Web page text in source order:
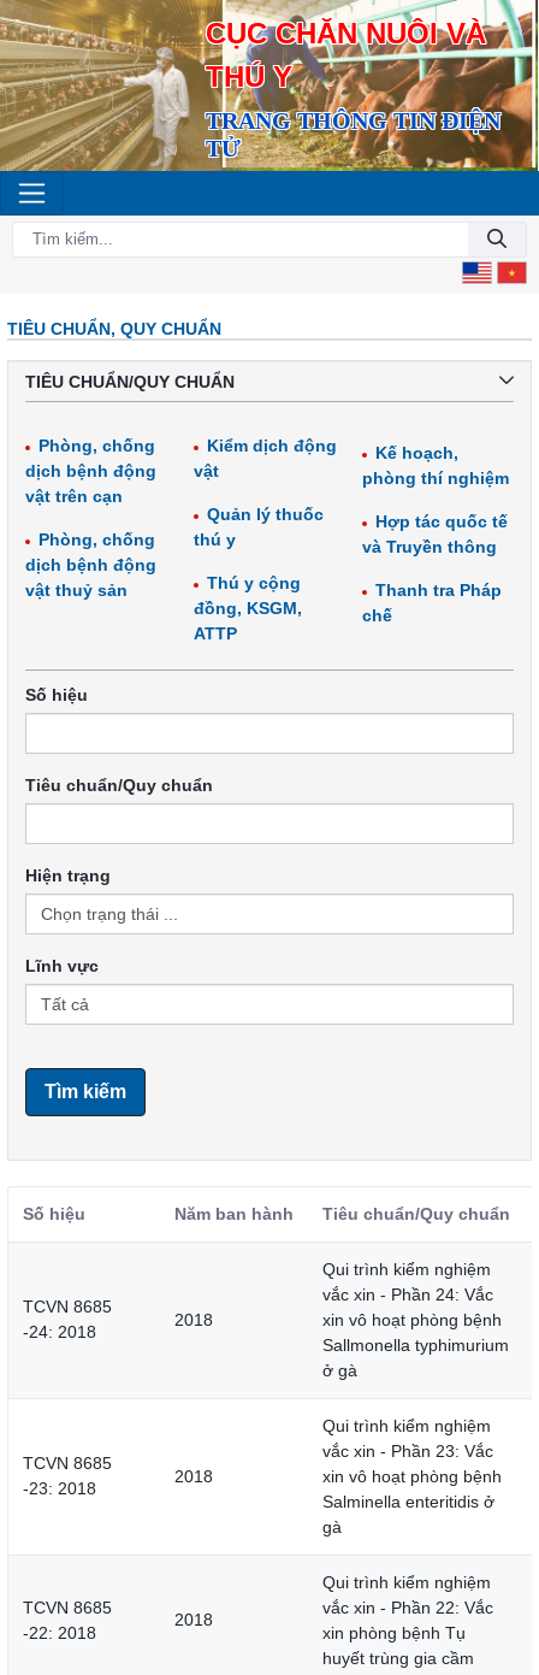
CỤC CHĂN NUÔI VÀ
THÚ Y
TRANG THÔNG TIN ĐIỆN
TỬ
TIÊU CHUẨN, QUY CHUẨN
TIÊU CHUẨN/QUY CHUẨN
Phòng, chống
dịch bệnh động
vật trên cạn
Phòng, chống
dịch bệnh động
vật thuỷ sản
Kiểm dịch động
vật
Quản lý thuốc
thú y
Thú y cộng
đồng, KSGM,
ATTP
Kế hoạch,
phòng thí nghiệm
Hợp tác quốc tế
và Truyền thông
Thanh tra Pháp
chế
Số hiệu
Tiêu chuẩn/Quy chuẩn
Hiện trạng
Lĩnh vực
Tìm kiếm
Số hiệu Năm ban hành Tiêu chuẩn/Quy chuẩn
TCVN 8685
-24: 2018
2018
Qui trình kiểm nghiệm
vắc xin - Phần 24: Vắc
xin vô hoạt phòng bệnh
Sallmonella typhimurium
ở gà
TCVN 8685
-23: 2018
2018
Qui trình kiểm nghiệm
vắc xin - Phần 23: Vắc
xin vô hoạt phòng bệnh
Salminella enteritidis ở
gà
TCVN 8685
-22: 2018
2018
Qui trình kiểm nghiệm
vắc xin - Phần 22: Vắc
xin phòng bệnh Tụ
huyết trùng gia cầm